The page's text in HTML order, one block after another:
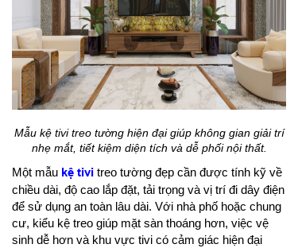
Mẫu kệ tivi treo tường hiện đại giúp không gian giải trí
nhẹ mắt, tiết kiệm diện tích và dễ phối nội thất.
Một mẫu kệ tivi treo tường đẹp cần được tính kỹ về
chiều dài, độ cao lắp đặt, tải trọng và vị trí đi dây điện
để sử dụng an toàn lâu dài. Với nhà phố hoặc chung
cư, kiểu kệ treo giúp mặt sàn thoáng hơn, việc vệ
sinh dễ hơn và khu vực tivi có cảm giác hiện đại